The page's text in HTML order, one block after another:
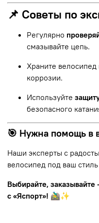
📌 Советы по
Регулярно
смазывайте цепь.
Храните велосипед
коррозии.
Используйте
безопасного
🎯 Нужна помощь в
Наши эксперты с
велосипед под ваш
Выбирайте,
с «Яспорт»! 🚵‍♂️✨